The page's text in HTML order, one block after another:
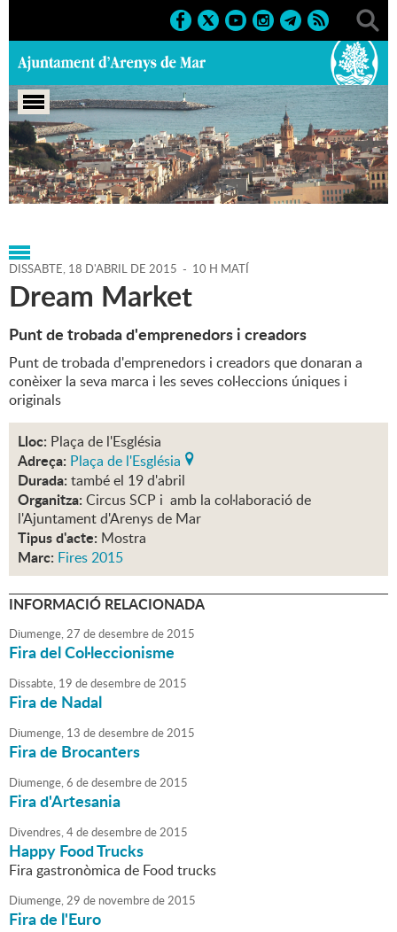
Portada > Agenda > 18-04-
2015 > Marcs > Població > 2015 > Fires 2015
DISSABTE, 18 D'ABRIL DE 2015 - 10 H MATÍ
Dream Market
Punt de trobada d'emprenedors i creadors
Punt de trobada d'emprenedors i creadors que donaran a
conèixer la seva marca i les seves col·leccions úniques i
originals
Lloc: Plaça de l'Església
Adreça: Plaça de l'Església
Durada: també el 19 d'abril
Organitza: Circus SCP i amb la col·laboració de
l'Ajuntament d'Arenys de Mar
Tipus d'acte: Mostra
Marc: Fires 2015
INFORMACIÓ RELACIONADA
Diumenge,27 dedesembrede2015
Fira del Col·leccionisme
Dissabte, 19 dedesembrede2015
Fira de Nadal
Diumenge, 13 dedesembrede2015
Fira de Brocanters
Diumenge,6 dedesembrede2015
Fira d'Artesania
Divendres,4dedesembrede2015
Happy Food Trucks
Fira gastronòmica de Food trucks
Diumenge,29 de novembrede2015
Fira de l'Euro